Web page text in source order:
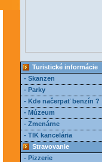
Turistické informácie
- Skanzen
- Parky
- Kde načerpať benzín ?
- Múzeum
- Zmenárne
- TIK kancelária
Stravovanie
- Pizzerie